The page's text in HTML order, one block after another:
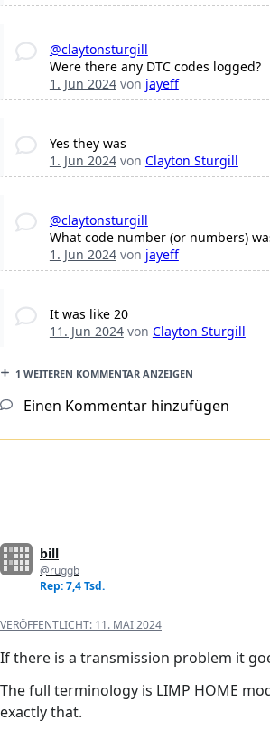
@claytonsturgill
Were there any DTC codes logged?
1. Jun 2024von jayeff
Yes they was
1. Jun 2024von Clayton Sturgill
@claytonsturgill
What code number (or numbers)
1. Jun 2024von jayeff
It was like 20
11. Jun 2024von Clayton Sturgill
1 WEITEREN KOMMENTAR ANZEIGEN
Einen Kommentar hinzufügen
bill
@ruggb
Rep: 7,4 Tsd.
VERÖFFENTLICHT: 11. MAI 2024
If there is a transmission problem it
The full terminology is LIMP HOME
exactly that.